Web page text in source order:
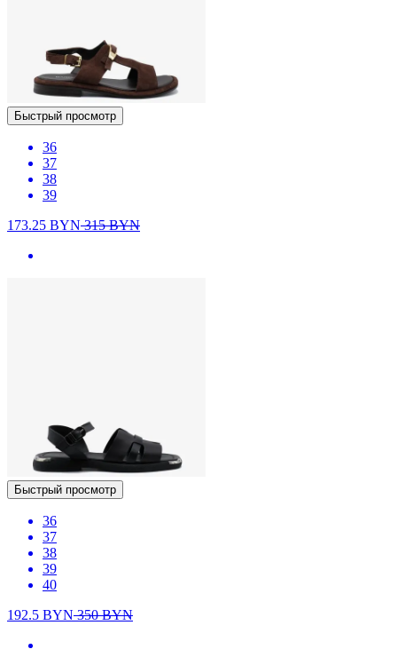
Быстрый просмотр
36
37
38
39
173.25 BYN315BYN
Быстрый просмотр
36
37
38
39
40
192.5 BYN350BYN